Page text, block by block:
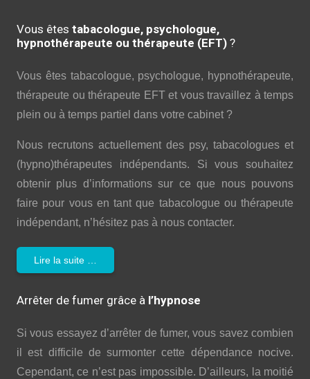
Vous êtes tabacologue, psychologue,
hypnothérapeute ou thérapeute (EFT) ?
Vous êtes tabacologue, psychologue, hypnothérapeute,
thérapeute ou thérapeute EFT et vous travaillez à temps
plein ou à temps partiel dans votre cabinet ?
Nous recrutons actuellement des psy, tabacologues et
(hypno)thérapeutes indépendants. Si vous souhaitez
obtenir plus d’informations sur ce que nous pouvons
faire pour vous en tant que tabacologue ou thérapeute
indépendant, n’hésitez pas à nous contacter.
Lire la suite …
Arrêter de fumer grâce à l’hypnose
Si vous essayez d’arrêter de fumer, vous savez combien
il est difficile de surmonter cette dépendance nocive.
Cependant, ce n’est pas impossible. D’ailleurs, la moitié